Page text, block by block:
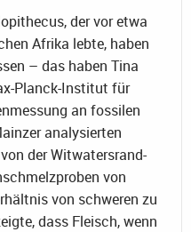
der vor etwa
Afrika lebte, haben
– das haben Tina
Planck-Institut für
an fossilen
analysierten
der Witwatersrand-
von
von schweren zu
dass Fleisch, wenn